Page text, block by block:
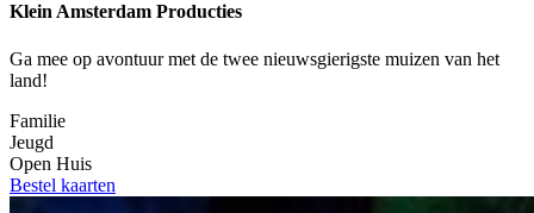
Klein Amsterdam Producties
Ga mee op avontuur met de twee nieuwsgierigste muizen van het
land!
Familie
Jeugd
Open Huis
Bestel kaarten